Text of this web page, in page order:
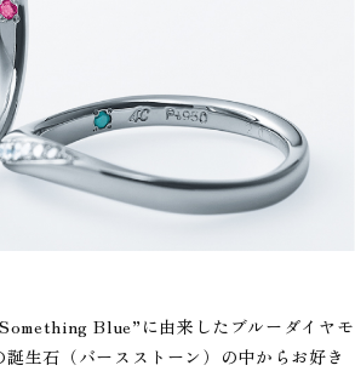
Blue”に由来したブルーダイヤモ
生石（バースストーン）の中からお好き